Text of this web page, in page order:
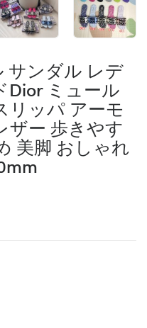
サンダル レデ
Dior ミュール
リッパ アーモ
ザー 歩きやす
美脚 おしゃれ